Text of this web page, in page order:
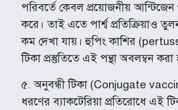
পরিবর্তে কেবল প্রয়োজনীয়
করে। তাই এতে পার্শ্ব প্রতিক্রিয়াও
কম দেখা যায়। হুপিং কাশির
টিকা প্রস্তুতিতে এই পন্থা অবলম্বন করা
৫. অনুবন্ধী টিকা (Conjugate
ধরণের ব্যাকটেরিয়া প্রতিরোধে এই